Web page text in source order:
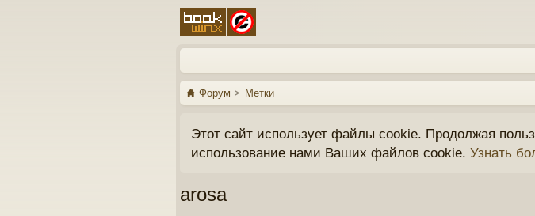
Форум Метки
Этот сайт использует файлы cookie. Продолжая
использование нами Ваших файлов cookie. Узнать
arosa